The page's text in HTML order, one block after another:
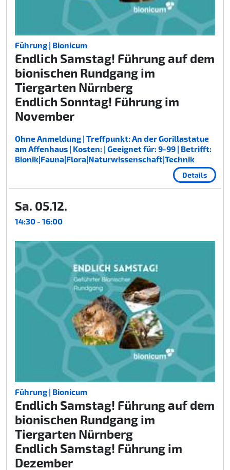
Führung | Bionicum
Endlich Samstag! Führung auf dem
bionischen Rundgang im
Tiergarten Nürnberg
Endlich Sonntag! Führung im
November
Ohne Anmeldung | Treffpunkt: An der Gorillastatue
am Affenhaus | Kosten: | Geeignet für: 9-99 | Betrifft:
Bionik|Fauna|Flora|Naturwissenschaft|Technik
Details
Sa. 05.12.
14:30 - 16:00
Führung | Bionicum
Endlich Samstag! Führung auf dem
bionischen Rundgang im
Tiergarten Nürnberg
Endlich Samstag! Führung im
Dezember